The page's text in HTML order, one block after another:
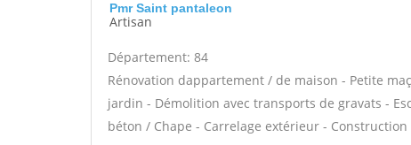
Pmr Saint pantaleon
Artisan
Département: 84
Rénovation dappartement / de maison - Petite
jardin - Démolition avec transports de gravats -
béton / Chape - Carrelage extérieur -